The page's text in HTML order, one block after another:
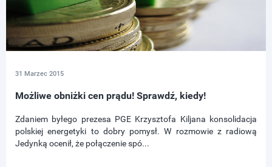
31 Marzec 2015
Możliwe obniżki cen prądu! Sprawdź, kiedy!
Zdaniem byłego prezesa PGE Krzysztofa Kiljana konsolidacja
polskiej energetyki to dobry pomysł. W rozmowie z radiową
Jedynką ocenił, że połączenie spó...